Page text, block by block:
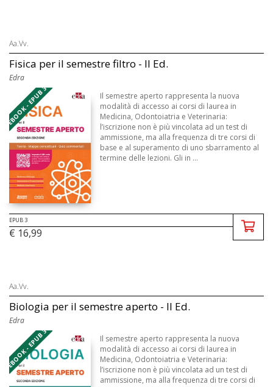
Aa.Vv.
Fisica per il semestre filtro - II Ed.
Edra
EBOOK - EPUB 3
Il semestre aperto rappresenta la nuova
modalità di accesso ai corsi di laurea in
Medicina, Odontoiatria e Veterinaria:
l’iscrizione non è più vincolata ad un test di
ammissione, ma alla frequenza di tre corsi di
base e al superamento di uno sbarramento al
termine delle lezioni. Gli in ...
EPUB 3
€ 16,99
Aa.Vv.
Biologia per il semestre aperto - II Ed.
Edra
EBOOK - EPUB 3
Il semestre aperto rappresenta la nuova
modalità di accesso ai corsi di laurea in
Medicina, Odontoiatria e Veterinaria:
l’iscrizione non è più vincolata ad un test di
ammissione, ma alla frequenza di tre corsi di